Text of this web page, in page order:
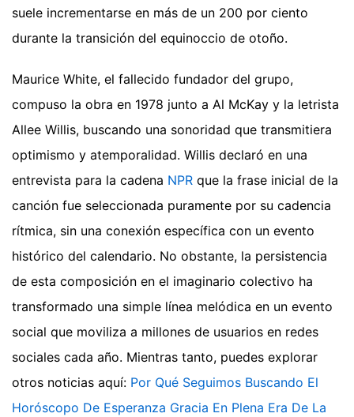
suele incrementarse en más de un 200 por ciento
durante la transición del equinoccio de otoño.
Maurice White, el fallecido fundador del grupo,
compuso la obra en 1978 junto a Al McKay y la letrista
Allee Willis, buscando una sonoridad que transmitiera
optimismo y atemporalidad. Willis declaró en una
entrevista para la cadena NPR que la frase inicial de la
canción fue seleccionada puramente por su cadencia
rítmica, sin una conexión específica con un evento
histórico del calendario. No obstante, la persistencia
de esta composición en el imaginario colectivo ha
transformado una simple línea melódica en un evento
social que moviliza a millones de usuarios en redes
sociales cada año. Mientras tanto, puedes explorar
otros noticias aquí: Por Qué Seguimos Buscando El
Horóscopo De Esperanza Gracia En Plena Era De La